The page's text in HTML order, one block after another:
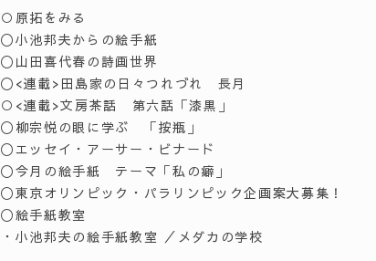
○原拓をみる
〇小池邦夫からの絵手紙
〇山田喜代春の詩画世界
〇<連載>田島家の日々つれづれ 長月
○<連載>文房茶話 第六話「漆黒」
〇柳宗悦の眼に学ぶ 「按瓶」
〇エッセイ・アーサー・ビナード
〇今月の絵手紙 テーマ「私の癖」
〇東京オリンピック・パラリンピック企画案大募集！
〇絵手紙教室
・小池邦夫の絵手紙教室 ／メダカの学校